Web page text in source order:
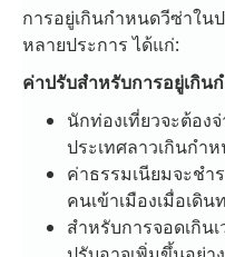
การอยู่เกินกำหนดวีซ่าใน
หลายประการ ได้แก่:
ค่าปรับสำหรับการอยู่เกิน
นักท่องเที่ยวจะต้อง
ประเทศลาวเกินกำ
ค่าธรรมเนียมจะชำ
คนเข้าเมืองเมื่อเดิ
สำหรับการจอดเกิน